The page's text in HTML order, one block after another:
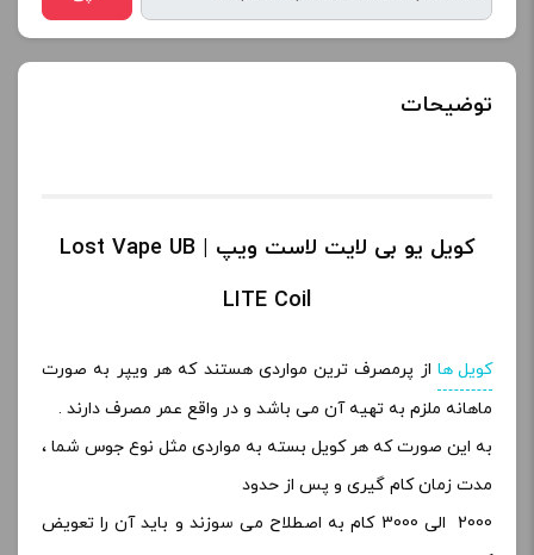
توضیحات
کویل یو بی لایت لاست ویپ | Lost Vape UB
LITE Coil
کویل ها از پرمصرف ترین مواردی هستند که هر ویپر به صورت
ماهانه ملزم به تهیه آن می باشد و در واقع عمر مصرف دارند .
به این صورت که هر کویل بسته به مواردی مثل نوع جوس شما ،
مدت زمان کام گیری و پس از حدود
2000 الی 3000 کام به اصطلاح می سوزند و باید آن را تعویض